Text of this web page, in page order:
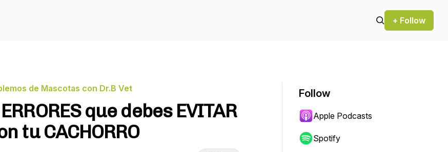
+ Follow
de Mascotas con Dr.B Vet
que debes EVITAR
tu CACHORRO
Follow
Apple Podcasts
Spotify